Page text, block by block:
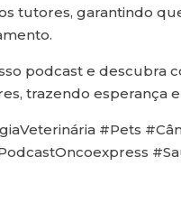
tutores, garantindo
podcast e descubra
trazendo esperança
#Pets